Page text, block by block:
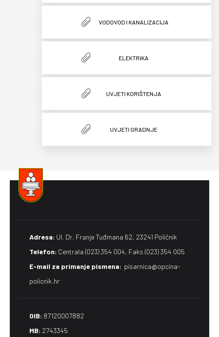
VODOVOD I KANALIZACIJA
ELEKTRIKA
UVJETI KORIŠTENJA
UVJETI GRADNJE
Adresa: Ul. Dr. Franje Tuđmana 62, 23241 Poličnik
Telefon: Centrala (023) 354 004, Faks (023) 354 005
E-mail za primanje pismena​: pisarnica@opcina-
policnik.hr
OIB: 87120007882
MB: 2743345